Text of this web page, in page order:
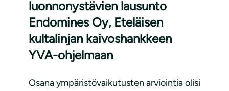
luonnonystävien lausunto
Endomines Oy, Eteläisen
kultalinjan kaivoshankkeen
YVA-ohjelmaan
Osana ympäristövaikutusten arviointia olisi